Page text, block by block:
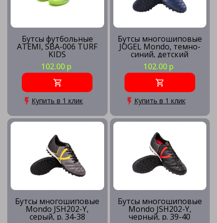
Бутсы футбольные
ATEMI, SBA-006 TURF
KIDS
102.00 р
Купить в 1 клик
Бутсы многошиповые
JOGEL Mondo, темно-
синий, детский
102.00 р
Купить в 1 клик
Бутсы многошиповые
Mondo JSH202-Y,
серый, р. 34-38
Бутсы многошиповые
Mondo JSH202-Y,
черный, р. 39-40